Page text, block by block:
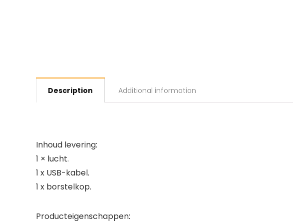
Description Additional information
Inhoud levering:
1 × lucht.
1 x USB-kabel.
1 x borstelkop.
Producteigenschappen: